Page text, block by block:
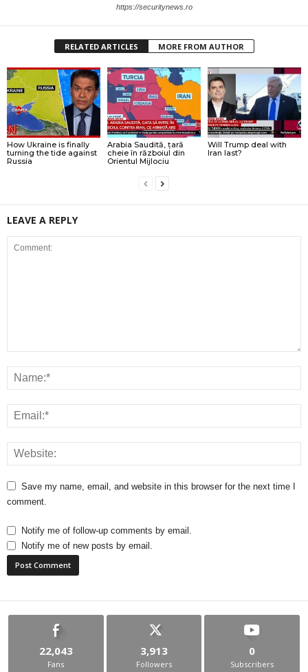
https://securitynews.ro
RELATED ARTICLES MORE FROM AUTHOR
How Ukraine is finally
turning the tide against
Russia
Arabia Saudită, țară
cheie în războiul din
Orientul Mijlociu
Will Trump deal with
Iran last?
LEAVE A REPLY
Save my name, email, and website in this browser for the next time I
comment.
Notify me of follow-up comments by email.
Notify me of new posts by email.
22,043
Fans
3,913
Followers
0
Subscribers